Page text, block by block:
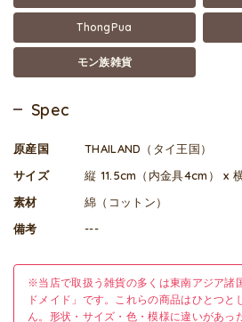
ThongPua
モン族雑貨
Spec
原産国
THAILAND（タイ王国）
サイズ
縦 11.5cm（内金具4cm） x
素材
綿（コットン）
備考
---
※当店で取扱う雑貨の多くは東南アジア諸
ドメイド」です。これらの商品はひとつと
ん。形状・サイズ・色・模様に違いがあっ